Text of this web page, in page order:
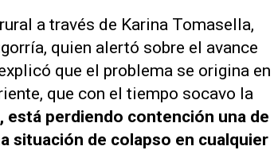
a través de Karina Tomasella,
quien alertó sobre el avance
que el problema se origina en
que con el tiempo socavo la
está perdiendo contención una de
situación de colapso en cualquier